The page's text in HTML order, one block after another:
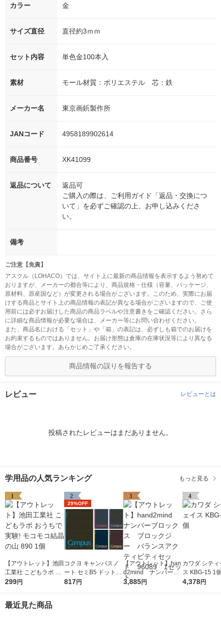
カラー 金
サイズ直径 直径約3ｍｍ
セット内容 単色金100本入
素材 モール材質：ポリエステル 芯：鉄
メーカー名 東京画鋲製作所
JANコード 4958189902614
商品番号 XK41099
返品について
返品可
ご購入の際は、ご利用ガイド「返品・交換につ
いて」を必ずご確認の上、お申し込みくださ
い。
備考
ご注意【免責】
アスクル（LOHACO）では、サイト上に最新の商品情報を表示するよう努めて
おりますが、メーカーの都合等により、商品規格・仕様（容量、パッケージ、
原材料、原産国など）が変更される場合がございます。このため、実際にお届
けする商品とサイト上の商品情報の表記が異なる場合がございますので、ご使
用前には必ずお届けした商品の商品ラベルや注意書きをご確認ください。さら
に詳細な商品情報が必要な場合は、メーカー等にお問い合わせください。
また、商品名における「セット」や「箱」の表記は、必ずしも箱でのお届けを
お約束するものではありません。お届け形態は倉庫の在庫状況等により異なる
場合がございます。あらかじめご了承ください。
商品情報の誤りを報告する
レビュー レビューとは
投稿されたレビューはまだありません。
学用品の人気ランキング もっと見る
1
【アウトレット】池田
工業社 こどもラボ お
うちで実験! モコモコ
299円
2
29%OFF
コクヨ キャンパスノ
ート セミB5 ドット入
り罫線・カラー表紙 A
817円
3
【アウトレット】han
d2mind ナンバーブ
ロックス ブロックジ
3,885円
4
カワダ シテ
ス KBG-15 1
4,378円
最近見た商品